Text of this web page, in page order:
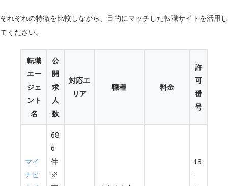
それぞれの特徴を比較しながら、目的にマッチした転職サイトを活用し
てください。
転職
エー
ジェ
ント
名
公
開
求
人
数
対応エ
リア
職種 料金
許
可
番
号
マイ
ナビ
68
6
件
※
13
-